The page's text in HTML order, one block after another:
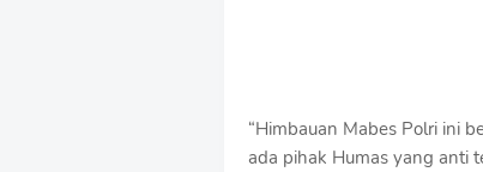
“Himbauan Mabes Polri ini
ada pihak Humas yang anti